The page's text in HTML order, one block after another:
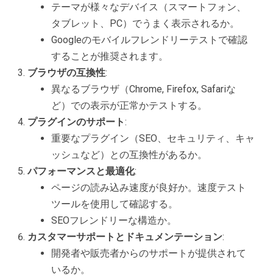
テーマが様々なデバイス（スマートフォン、
タブレット、PC）でうまく表示されるか。
Googleのモバイルフレンドリーテストで確認
することが推奨されます。
ブラウザの互換性:
異なるブラウザ（Chrome, Firefox, Safariな
ど）での表示が正常かテストする。
プラグインのサポート:
重要なプラグイン（SEO、セキュリティ、キャ
ッシュなど）との互換性があるか。
パフォーマンスと最適化:
ページの読み込み速度が良好か。速度テスト
ツールを使用して確認する。
SEOフレンドリーな構造か。
カスタマーサポートとドキュメンテーション:
開発者や販売者からのサポートが提供されて
いるか。